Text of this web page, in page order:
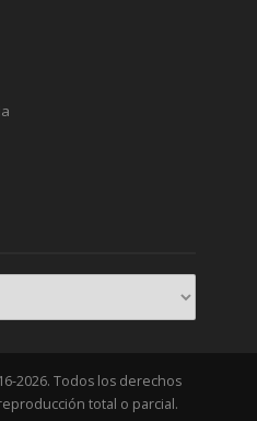
2026. Todos los derechos
total o parcial.